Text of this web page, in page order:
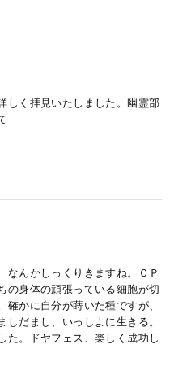
しく拝見いたしました。幽霊部
なんかしっくりきますね。ＣＰ
の身体の頑張っている細胞が切
かに自分が蒔いた種ですが、
だまし、いっしよに生きる。
た。ドヤフェス、楽しく成功し